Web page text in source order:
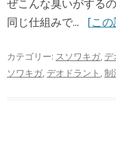
ぜこんな臭いがする
同じ仕組みで... [この
カテゴリー: スソワキガ, デ
ソワキガ, デオドラント ,制